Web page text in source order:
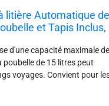
litière Automatique de
et Tapis Inclus,
d'une capacité maximale de
de 15 litres peut
voyages. Convient pour
place la sécurité de votre